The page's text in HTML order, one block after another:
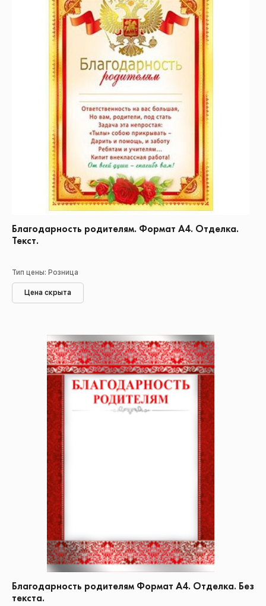
Благодарность родителям. Формат А4. Отделка.
Текст.
Тип цены: Розница
Цена скрыта
Благодарность родителям Формат А4. Отделка. Без
текста.